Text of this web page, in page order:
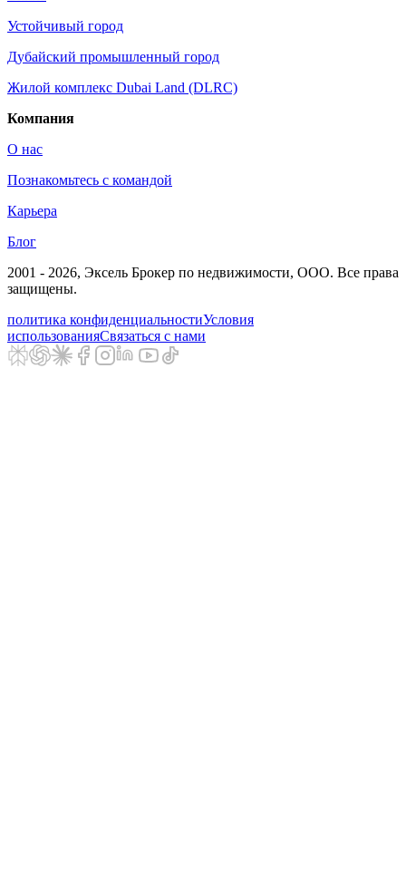
Устойчивый город
Дубайский промышленный город
Жилой комплекс Dubai Land (DLRC)
Компания
О нас
Познакомьтесь с командой
Карьера
Блог
2001 - 2026, Эксель Брокер по недвижимости, ООО. Все права
защищены.
политика конфиденциальностиУсловия
использованияСвязаться с нами